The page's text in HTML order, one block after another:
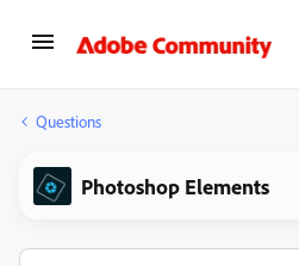
Questions
Photoshop Elements